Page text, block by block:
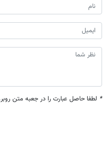
* لطفا حاصل عبارت را در جعبه متن